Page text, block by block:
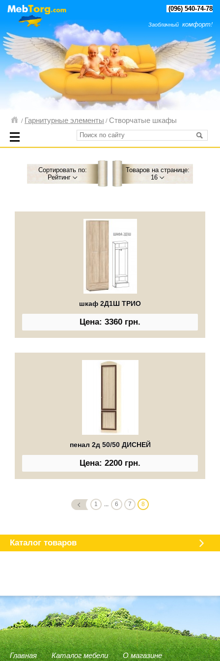
(096) 540-74-78
Заоблачный комфорт!
/ Гарнитурные элементы /Створчатые шкафы
Сортировать по:
Рейтинг
Товаров на странице:
16
шкаф 2Д1Ш ТРИО
Цена: 3360 грн.
пенал 2д 50/50 ДИСНЕЙ
Цена: 2200 грн.
1 6 7 8
Каталог товаров
Главная Каталог мебели О магазине